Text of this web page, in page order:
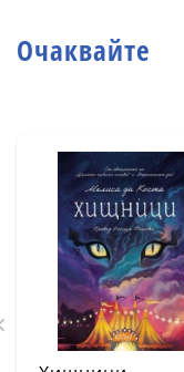
Очаквайте